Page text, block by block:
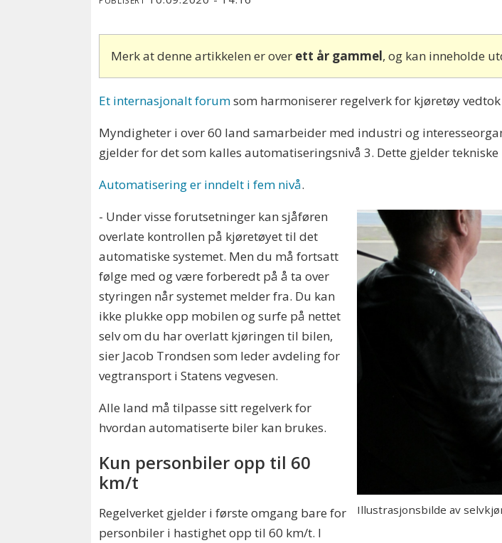
Merk at denne artikkelen er over ett år gammel, og kan inneholde
Et internasjonalt forumsom harmoniserer regelverk for kjøretøy
Myndigheter i over 60 land samarbeider med industri og
gjelder for det som kalles automatiseringsnivå 3. Dette gjelder
Automatisering er inndelt i fem nivå.
Illustrasjonsbilde av
- Under visse forutsetninger kan sjåføren
overlate kontrollen på kjøretøyet til det
automatiske systemet. Men du må fortsatt
følge med og være forberedt på å ta over
styringen når systemet melder fra. Du kan
ikke plukke opp mobilen og surfe på nettet
selv om du har overlatt kjøringen til bilen,
sier Jacob Trondsen som leder avdeling for
vegtransport i Statens vegvesen.
Alle land må tilpasse sitt regelverk for
hvordan automatiserte biler kan brukes.
Kun personbiler opp til 60
km/t
Regelverket gjelder i første omgang bare for
personbiler i hastighet opp til 60 km/t. I